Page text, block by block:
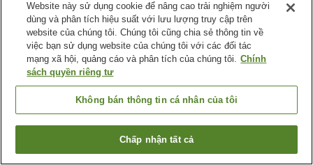
Tuyệt vời Đánh giá:61lượt
Tiện nghi chỗ nghỉ
Wi-Fi
Trang chủ Nhật Bản Tỉnh Ehime
Thành phố Matsuyama
Tìm phòng trống
Website này sử dụng cookie để nâng cao trải nghiệm người
dùng và phân tích hiệu suất với lưu lượng truy cập trên
website của chúng tôi. Chúng tôi cũng chia sẻ thông tin về
việc bạn sử dụng website của chúng tôi với các đối tác
mạng xã hội, quảng cáo và phân tích của chúng tôi. Chính
sách quyền riêng tư
Không bán thông tin cá nhân của tôi
Chấp nhận tất cả